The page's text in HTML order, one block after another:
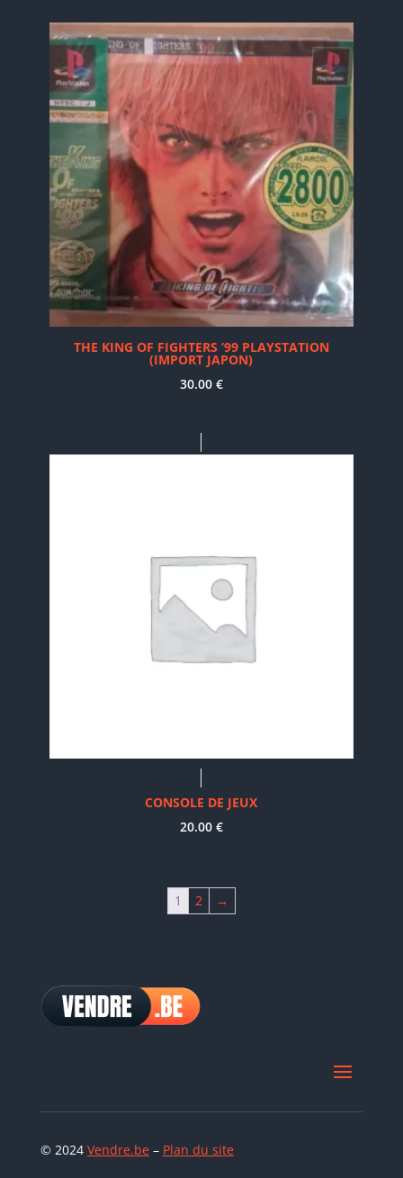
THE KING OF FIGHTERS ’99 PLAYSTATION
(IMPORT JAPON)
30.00 €
CONSOLE DE JEUX
20.00 €
1 2 →
© 2024 Vendre.be– Plan du site